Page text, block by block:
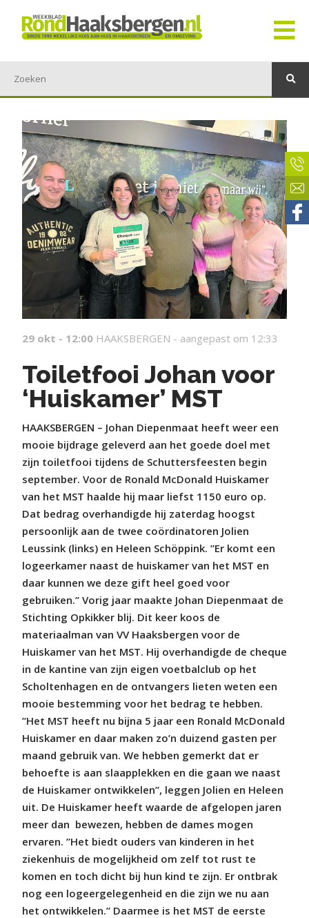
29 okt - 12:00 HAAKSBERGEN - aangepast om 12:33
Toiletfooi Johan voor
‘Huiskamer’ MST
HAAKSBERGEN – Johan Diepenmaat heeft weer een
mooie bijdrage geleverd aan het goede doel met
zijn toiletfooi tijdens de Schuttersfeesten begin
september. Voor de Ronald McDonald Huiskamer
van het MST haalde hij maar liefst 1150 euro op.
Dat bedrag overhandigde hij zaterdag hoogst
persoonlijk aan de twee coördinatoren Jolien
Leussink (links) en Heleen Schöppink. ”Er komt een
logeerkamer naast de huiskamer van het MST en
daar kunnen we deze gift heel goed voor
gebruiken.” Vorig jaar maakte Johan Diepenmaat de
Stichting Opkikker blij. Dit keer koos de
materiaalman van VV Haaksbergen voor de
Huiskamer van het MST. Hij overhandigde de cheque
in de kantine van zijn eigen voetbalclub op het
Scholtenhagen en de ontvangers lieten weten een
mooie bestemming voor het bedrag te hebben.
”Het MST heeft nu bijna 5 jaar een Ronald McDonald
Huiskamer en daar maken zo’n duizend gasten per
maand gebruik van. We hebben gemerkt dat er
behoefte is aan slaapplekken en die gaan we naast
de Huiskamer ontwikkelen”, leggen Jolien en Heleen
uit. De Huiskamer heeft waarde de afgelopen jaren
meer dan bewezen, hebben de dames mogen
ervaren. ”Het biedt ouders van kinderen in het
ziekenhuis de mogelijkheid om zelf tot rust te
komen en toch dicht bij hun kind te zijn. Er ontbrak
nog een logeergelegenheid en die zijn we nu aan
het ontwikkelen.” Daarmee is het MST de eerste